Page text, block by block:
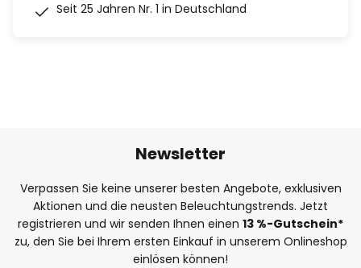
Seit 25 Jahren Nr. 1 in Deutschland
Newsletter
Verpassen Sie keine unserer besten Angebote, exklusiven
Aktionen und die neusten Beleuchtungstrends. Jetzt
registrieren und wir senden Ihnen einen 13 %-Gutschein*
zu, den Sie bei Ihrem ersten Einkauf in unserem Onlineshop
einlösen können!